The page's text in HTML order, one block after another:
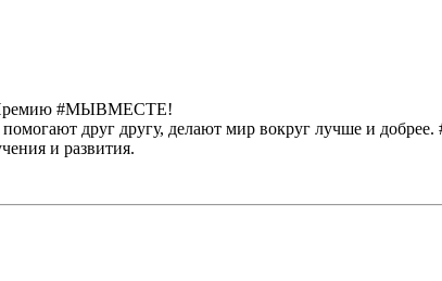
Премию #МЫВМЕСТЕ!
друг другу, делают мир вокруг лучше и
и развития.